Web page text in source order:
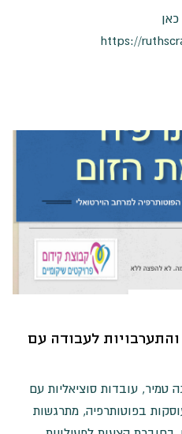
לעבודה עם
טמיר, עובדות סוציאליות עם
בפוטותרפיה, מתרגשות